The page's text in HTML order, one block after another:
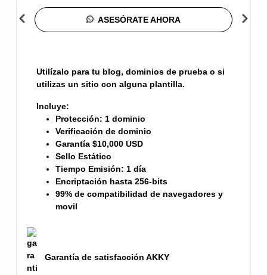
Previous
ASESÓRATE AHORA
Utilízalo para tu blog, dominios de prueba o si
utilizas un sitio con alguna plantilla.
Incluye:
Protección: 1 dominio
Verificación de dominio
Garantía $10,000 USD
Sello Estático
Tiempo Emisión: 1 día
Encriptación hasta 256-bits
99% de compatibilidad de navegadores y
movil
Garantía de satisfacción AKKY